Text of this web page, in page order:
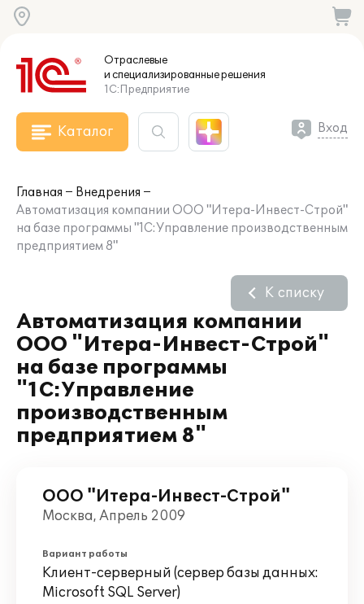
Отраслевые
и специализированныерешения
1С:Предприятие
Каталог Вход
Главная
Внедрения
Автоматизация компании ООО "Итера-Инвест-Строй"
на базе программы "1С:Управление производственным
предприятием 8"
Автоматизация компании
ООО "Итера-Инвест-Строй"
на базе программы
"1С:Управление
производственным
предприятием 8"
К списку
ООО "Итера-Инвест-Строй"
Москва, Апрель 2009
Вариант работы
Клиент-серверный (сервер базы данных:
Microsoft SQL Server)